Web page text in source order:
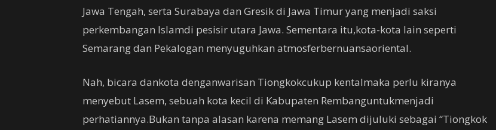
Jawa Tengah, serta Surabaya dan Gresik di Jawa Timur yang menjadi saksi
perkembangan Islamdi pesisir utara Jawa. Sementara itu,kota-kota lain seperti
Semarang dan Pekalogan menyuguhkan atmosferbernuansaoriental.
Nah, bicara dankota denganwarisan Tiongkokcukup kentalmaka perlu kiranya
menyebut Lasem, sebuah kota kecil di Kabupaten Rembanguntukmenjadi
perhatiannya.Bukan tanpa alasan karena memang Lasem dijuluki sebagai “Tiongkok